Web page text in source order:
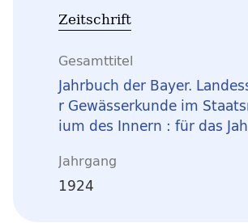
Zeitschrift
Gesamttitel
Jahrbuch der Bayer.
r Gewässerkunde im
ium des Innern : für das
Jahrgang
1924